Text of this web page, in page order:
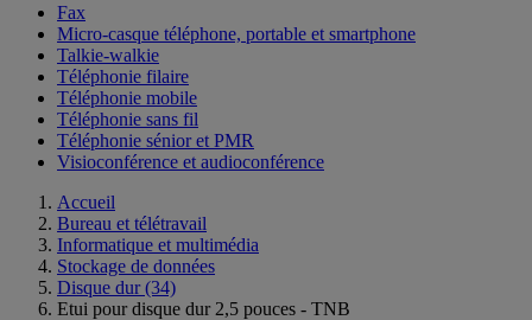
Fax
Micro-casque téléphone, portable et smartphone
Talkie-walkie
Téléphonie filaire
Téléphonie mobile
Téléphonie sans fil
Téléphonie sénior et PMR
Visioconférence et audioconférence
Accueil
Bureau et télétravail
Informatique et multimédia
Stockage de données
Disque dur (34)
Etui pour disque dur 2,5 pouces - TNB